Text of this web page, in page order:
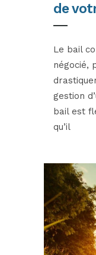
de
Le bail
négocié,
gestion
bail est
qu’il